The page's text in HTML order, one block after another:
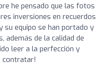
he pensado que las fotos
inversiones en recuerdos
su equipo se han portado y
además de la calidad de
leer a la perfección y
contratar!